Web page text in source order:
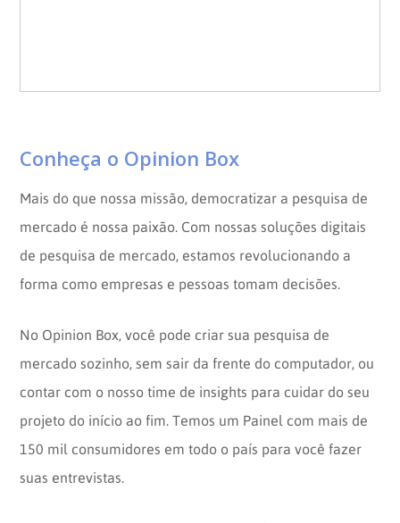
Conheça o Opinion Box
Mais do que nossa missão, democratizar a pesquisa de
mercado é nossa paixão. Com nossas soluções digitais
de pesquisa de mercado, estamos revolucionando a
forma como empresas e pessoas tomam decisões.
No Opinion Box, você pode criar sua pesquisa de
mercado sozinho, sem sair da frente do computador, ou
contar com o nosso time de insights para cuidar do seu
projeto do início ao fim. Temos um Painel com mais de
150 mil consumidores em todo o país para você fazer
suas entrevistas.